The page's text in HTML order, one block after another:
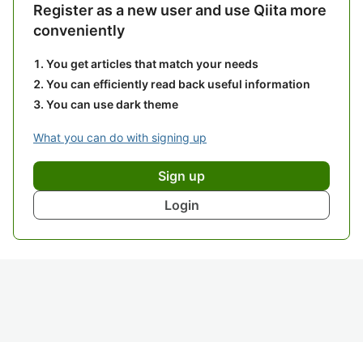
Register as a new user and use Qiita more
conveniently
You get articles that match your needs
You can efficiently read back useful information
You can use dark theme
What you can do with signing up
Sign up
Login